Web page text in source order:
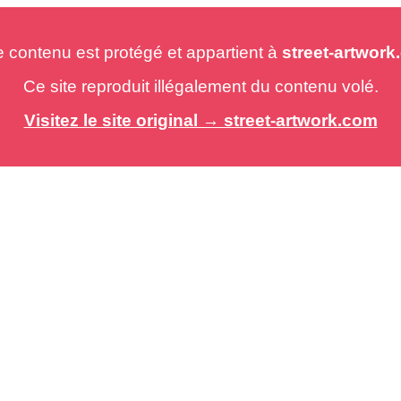
est protégé et appartient à street-
Ce site reproduit illégalement du contenu volé.
Visitez le site original → street-artwork.com